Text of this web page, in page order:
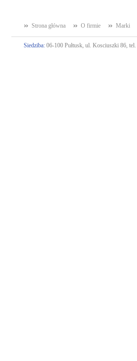
Strona główna O firmie Marki
Siedziba: 06-100 Pułtusk, ul. Kosciuszki 86, tel.